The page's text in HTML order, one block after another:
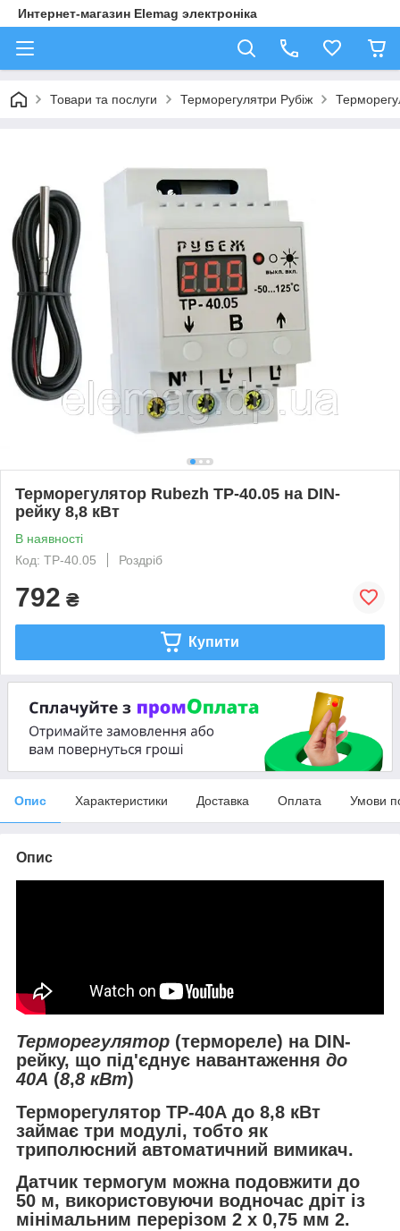
Интернет-магазин Elemag электроніка
Товари та послуги Терморегулятри Рубіж
Терморегулятор Rubezh ТР-40.05 на DIN-
рейку 8,8 кВт
В наявності
Код: ТР-40.05
Роздріб
792 ₴
Купити
Опис Характеристики Доставка Оплата Умови
Опис
Терморегулятор (термореле) на DIN-
рейку, що під'єднує навантаження до
40А (8,8 кВт)
Терморегулятор ТР-40А до 8,8 кВт
займає три модулі, тобто як
триполюсний автоматичний вимикач.
Датчик термогум можна подовжити до
50 м, використовуючи водночас дріт із
мінімальним перерізом 2 х 0,75 мм 2.